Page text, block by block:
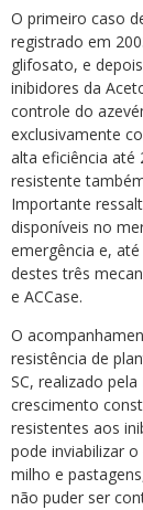
O primeiro caso
registrado em
glifosato, e
inibidores da
controle do
exclusivamente
alta eficiência até
resistente
Importante
disponíveis no
emergência e,
destes três
e ACCase.
O
resistência de
SC, realizado
crescimento
resistentes aos
pode inviabilizar
milho e
não puder ser